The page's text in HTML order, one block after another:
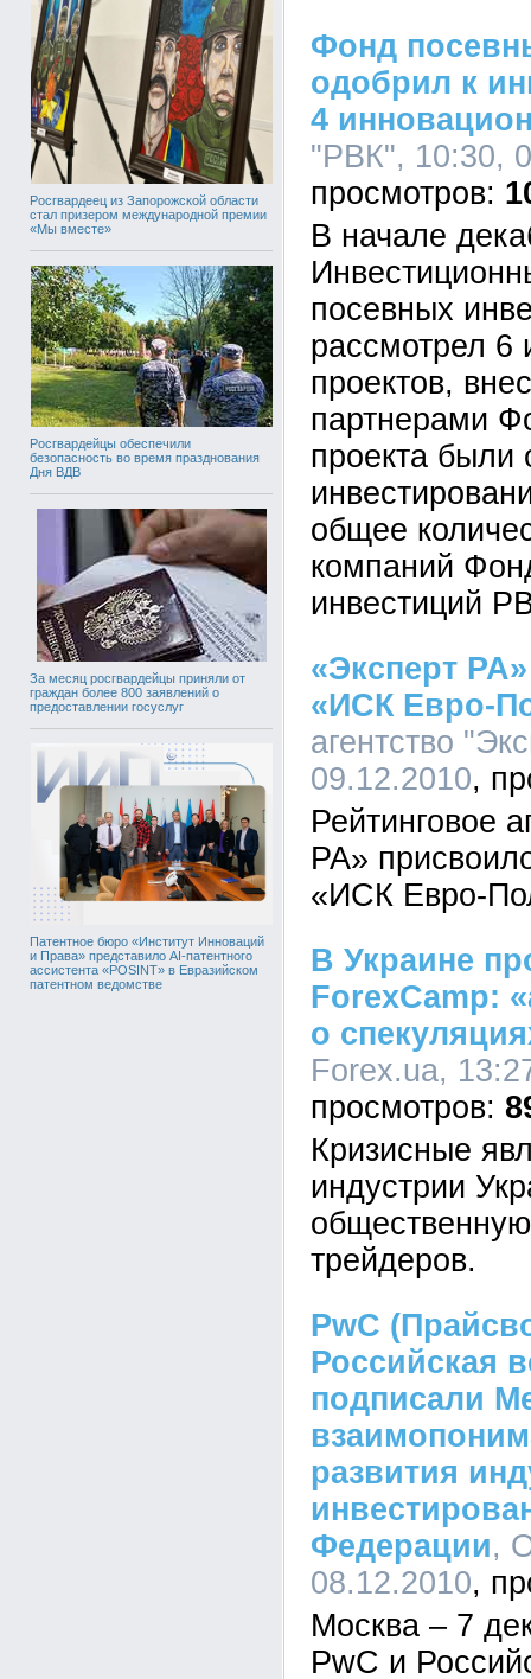
Росгвардеец из Запорожской области
стал призером международной премии
«Мы вместе»
Росгвардейцы обеспечили
безопасность во время празднования
Дня ВДВ
За месяц росгвардейцы приняли от
граждан более 800 заявлений о
предоставлении госуслуг
Патентное бюро «Институт Инноваций
и Права» представило AI-патентного
ассистента «POSINT» в Евразийском
патентном ведомстве
Фонд
одобрил к
4
"РВК", 10:30,
В начале
посевных
рассмотрел 6
проектов,
партнерами
проекта были
общее
компаний
инвестиций
«Эксперт
«ИСК Евро-
агентство
09.12.2010
Рейтинговое
РА»
«ИСК Евро-
В Украине
ForexCamp:
о
Forex.ua,
Кризисные
индустрии
трейдеров.
PwC
Российская
подписали
развития
Федерации,
08.12.2010
Москва – 7
PwC и